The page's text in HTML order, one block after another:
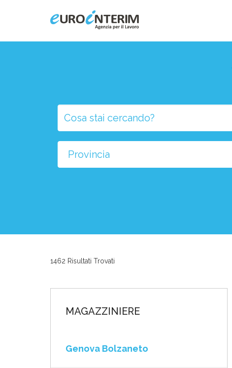
Aziende
Persone
Lavora con noi
la
1462 Risultati Trovati
MAGAZZINIERE
Genova Bolzaneto